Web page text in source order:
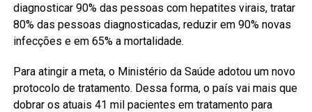
diagnosticar 90% das pessoas com hepatites virais, tratar
80% das pessoas diagnosticadas, reduzir em 90% novas
infecções e em 65% a mortalidade.
Para atingir a meta, o Ministério da Saúde adotou um novo
protocolo de tratamento. Dessa forma, o país vai mais que
dobrar os atuais 41 mil pacientes em tratamento para